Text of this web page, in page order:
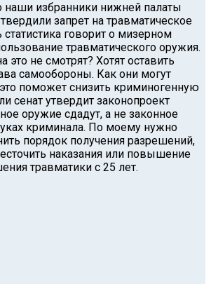
наши избранники нижней палаты
запрет на травматическое
говорит о мизерном
травматического оружия.
это не смотрят? Хотят оставить
самообороны. Как они могут
это поможет снизить криминогенную
сенат утвердит законопроект
оружие сдадут, а не законное
криминала. По моему нужно
порядок получения разрешений,
наказания или повышение
травматики с 25 лет.